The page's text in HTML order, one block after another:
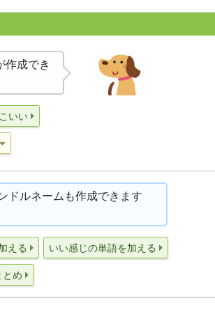
作成でき
いい
ドルネームも作成できます
える いい感じの単語を加える
とめ